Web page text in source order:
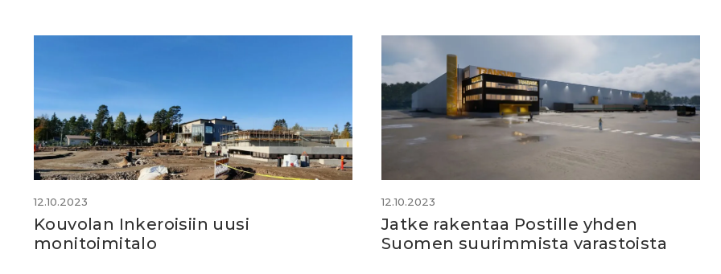
12.10.2023
Kouvolan Inkeroisiin uusi
monitoimitalo
12.10.2023
Jatke rakentaa Postille yhden
Suomen suurimmista varastoista